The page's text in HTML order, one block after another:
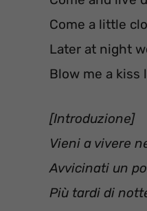
Come a little
Later at night
Blow me a kiss
[Introduzione]
Vieni a vivere
Avvicinati un
Più tardi di